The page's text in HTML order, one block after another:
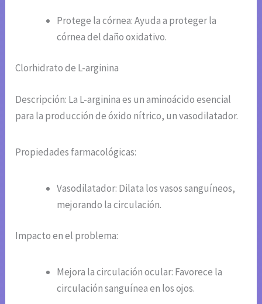
Protege la córnea: Ayuda a proteger la
córnea del daño oxidativo.
Clorhidrato de L-arginina
Descripción: La L-arginina es un aminoácido esencial
para la producción de óxido nítrico, un vasodilatador.
Propiedades farmacológicas:
Vasodilatador: Dilata los vasos sanguíneos,
mejorando la circulación.
Impacto en el problema:
Mejora la circulación ocular: Favorece la
circulación sanguínea en los ojos.